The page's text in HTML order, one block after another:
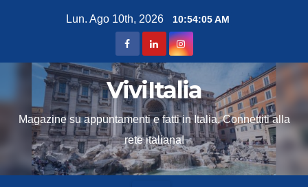
Lun. Ago 10th, 2026 10:54:06 AM
ViviItalia
Magazine su appuntamenti e fatti in Italia. Connettiti alla
rete italiana!